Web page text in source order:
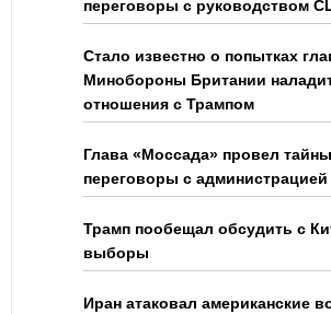
переговоры с руководством
Стало известно о попытках
Минобороны Британии
отношения с Трампом
Глава «Моссада» провел
переговоры с
Трамп пообещал обсудить с
выборы
Иран атаковал американские